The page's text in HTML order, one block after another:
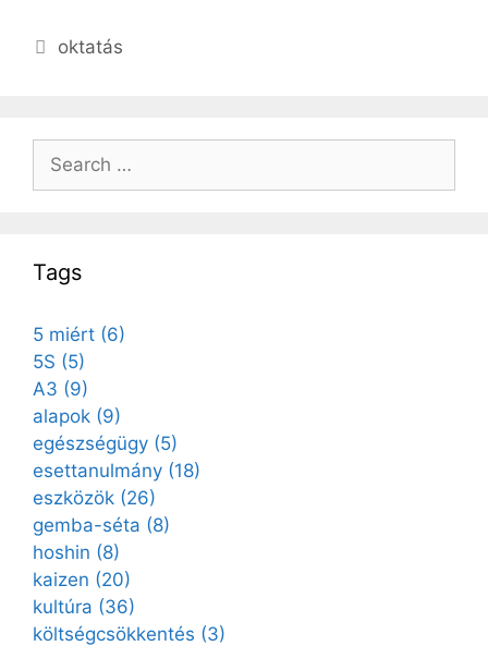
oktatás
Tags
5 miért (6)
5S (5)
A3 (9)
alapok (9)
egészségügy (5)
esettanulmány (18)
eszközök (26)
gemba-séta (8)
hoshin (8)
kaizen (20)
kultúra (36)
költségcsökkentés (3)